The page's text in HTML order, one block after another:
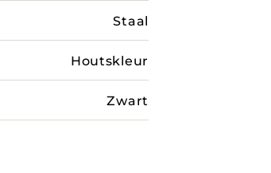
Staal
Houtskleur
Zwart